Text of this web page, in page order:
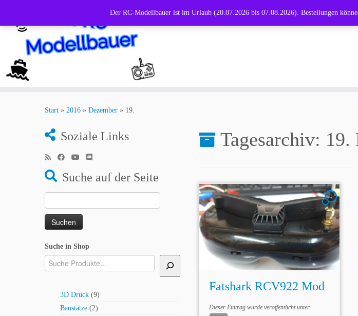
Der RC-Modellbauer ist im Urlaub (20.07.2026 bis 07.08.2026). Bestellungen
Start » 2016 » Dezember » 19.
Soziale Links
Suche auf der Seite
nach:
Suche in Shop
3D Druck 99
Produkte
Baustätze 22
Tagesarchiv: 19.
1
Fatshark RCV922 Mod
Dieser Eintrag wurde veröffentlicht unter